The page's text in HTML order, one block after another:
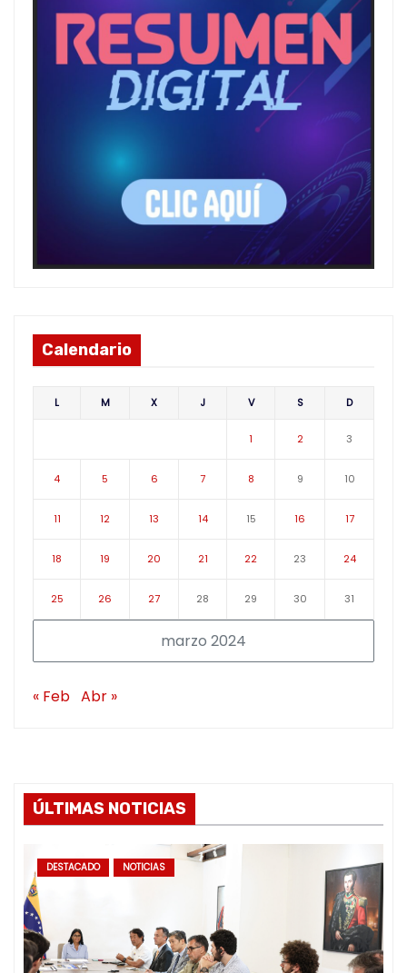
Calendario
marzo 2024
L M X J V S D
1 2 3
4 5 6 7 8 9 10
11 12 13 14 15 16 17
18 19 20 21 22 23 24
25 26 27 28 29 30 31
« Feb Abr »
ÚLTIMAS NOTICIAS
DESTACADO NOTICIAS